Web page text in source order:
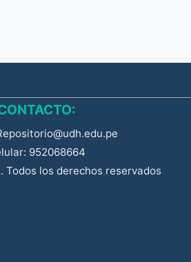
952068664
los derechos reservados